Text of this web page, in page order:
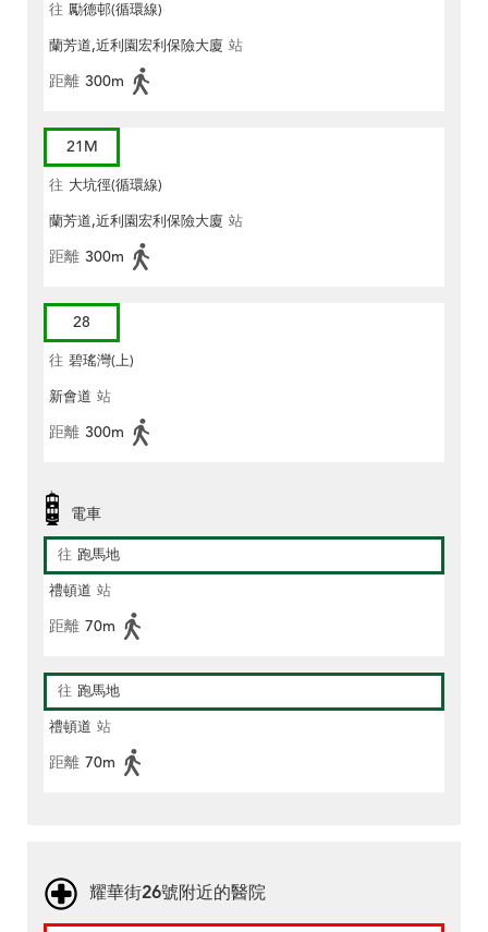
往 勵德邨(循環線)
蘭芳道,近利園宏利保險大廈 站
距離 300m
21M
往 大坑徑(循環線)
蘭芳道,近利園宏利保險大廈 站
距離 300m
28
往 碧瑤灣(上)
新會道 站
距離 300m
電車
往 跑馬地
禮頓道 站
距離 70m
往 跑馬地
禮頓道 站
距離 70m
耀華街26號附近的醫院